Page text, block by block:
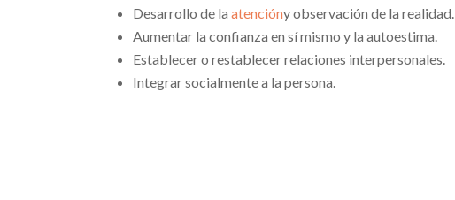
Desarrollo de laatencióny observación de la realidad.
Aumentar la confianza en sí mismo y la autoestima.
Establecer o restablecer relaciones interpersonales.
Integrar socialmente a la persona.